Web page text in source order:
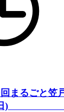
9回まる
7日(